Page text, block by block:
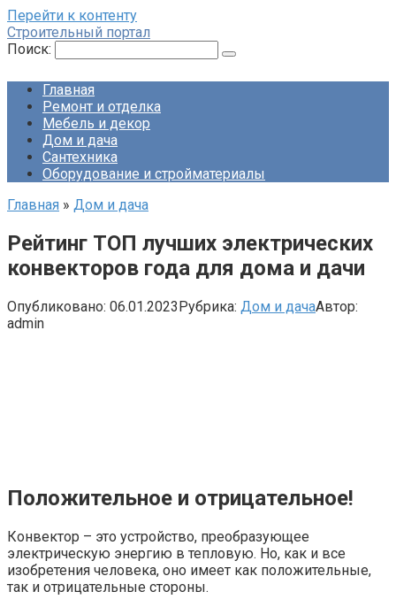
Перейти к контенту
Строительный портал
Поиск:
Главная
Ремонт и отделка
Мебель и декор
Дом и дача
Сантехника
Оборудование и стройматериалы
Главная » Дом и дача
Рейтинг ТОП лучших электрических
конвекторов года для дома и дачи
Опубликовано: 06.01.2023Рубрика: Дом и дачаАвтор:
admin
Положительное и отрицательное!
Конвектор – это устройство, преобразующее
электрическую энергию в тепловую. Но, как и все
изобретения человека, оно имеет как положительные,
так и отрицательные стороны.